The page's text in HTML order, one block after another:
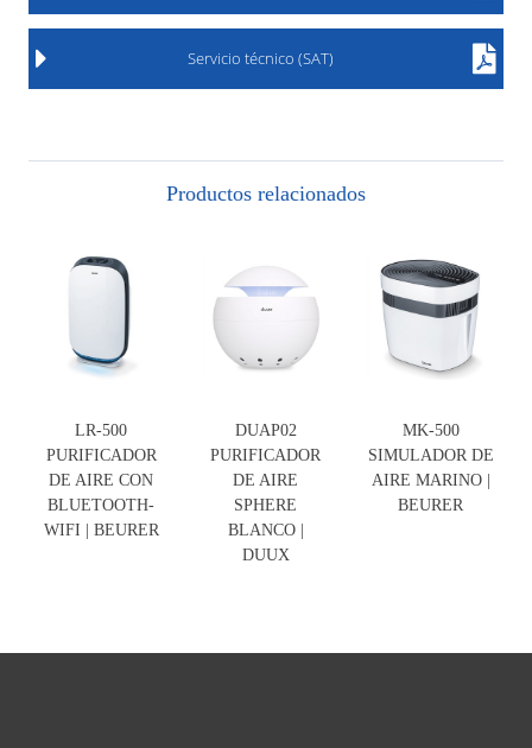
Servicio técnico (SAT)
Productos relacionados
LR-500
PURIFICADOR
DE AIRE CON
BLUETOOTH-
WIFI | BEURER
DUAP02
PURIFICADOR
DE AIRE
SPHERE
BLANCO |
DUUX
MK-500
SIMULADOR DE
AIRE MARINO |
BEURER